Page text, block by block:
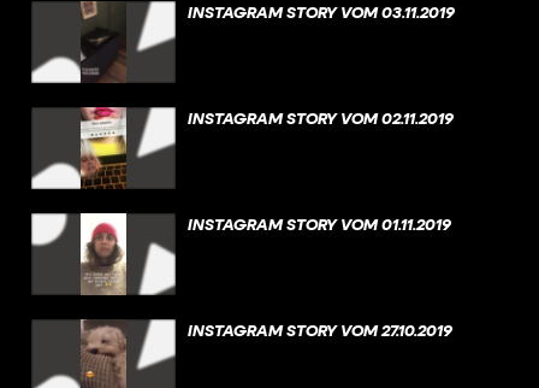
INSTAGRAM STORY VOM 03.11.2019
INSTAGRAM STORY VOM 02.11.2019
INSTAGRAM STORY VOM 01.11.2019
INSTAGRAM STORY VOM 27.10.2019